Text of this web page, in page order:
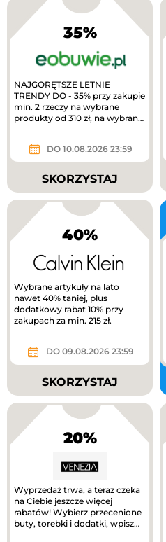
35%
NAJGORĘTSZE LETNIE
TRENDY DO - 35% przy zakupie
min. 2 rzeczy na wybrane
produkty od 310 zł, na wybrane
DO 10.08.2026 23:59
SKORZYSTAJ
40%
Wybrane artykuły na lato
nawet 40% taniej, plus
dodatkowy rabat 10% przy
zakupach za min. 215 zł.
DO 09.08.2026 23:59
SKORZYSTAJ
20%
Wyprzedaż trwa, a teraz czeka
na Ciebie jeszcze więcej
rabatów! Wybierz przecenione
buty, torebki i dodatki, wpisz